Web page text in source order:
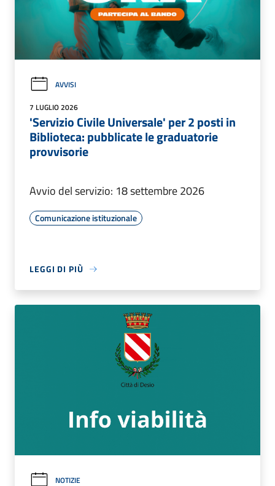
AVVISI
7 LUGLIO 2026
'Servizio Civile Universale' per 2 posti in
Biblioteca: pubblicate le graduatorie
provvisorie
Avvio del servizio: 18 settembre 2026
Comunicazione istituzionale
LEGGI DI PIÙ
NOTIZIE